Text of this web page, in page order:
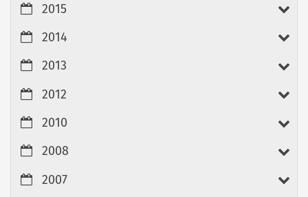
2015
2014
2013
2012
2010
2008
2007